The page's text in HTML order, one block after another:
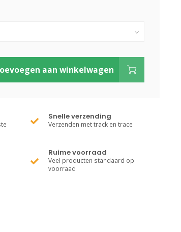
aan winkelwagen
Snelle verzending
Verzenden met track en trace
Ruime voorraad
Veel producten standaard op
voorraad